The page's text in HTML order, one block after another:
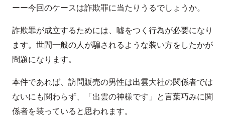
ーー今回のケースは詐欺罪に当たりうるでしょうか。
詐欺罪が成立するためには、嘘をつく行為が必要になり
ます。世間一般の人が騙されるような装い方をしたかが
問題になります。
本件であれば、訪問販売の男性は出雲大社の関係者では
ないにも関わらず、「出雲の神様です」と言葉巧みに関
係者を装っていると思われます。